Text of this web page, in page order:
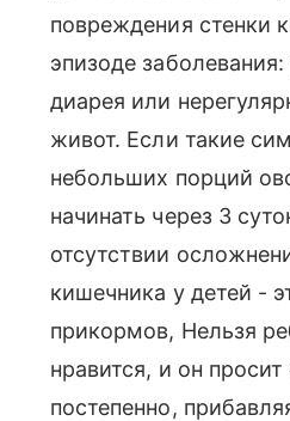
повреждения стенки
эпизоде
диарея или
живот. Если такие
небольших порций
начинать через 3
отсутствии
кишечника у детей -
прикормов, Нельзя
нравится, и он
постепенно,